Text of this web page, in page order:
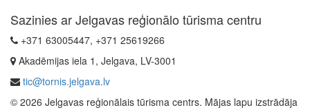
Sazinies ar Jelgavas reģionālo tūrisma centru
+371 63005447, +371 25619266
Akadēmijas iela 1, Jelgava, LV-3001
tic@tornis.jelgava.lv
© 2026 Jelgavas reģionālais tūrisma centrs. Mājas lapu izstrādāja